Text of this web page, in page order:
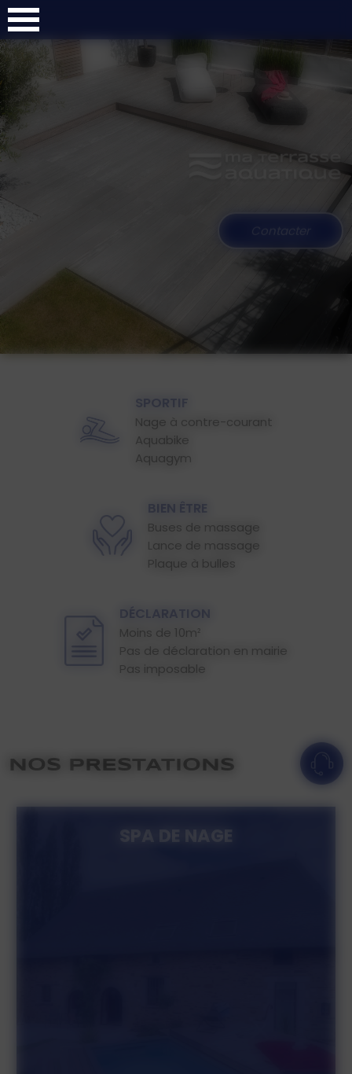
Panneau de gestion des cookies
SPORTIF
Nage à contre-courant
Aquabike
Aquagym
BIEN ÊTRE
Buses de massage
Lance de massage
Plaque à bulles
DÉCLARATION
Moins de 10m²
Pas de déclaration en mairie
Pas imposable
NOS PRESTATIONS
SPA DE NAGE